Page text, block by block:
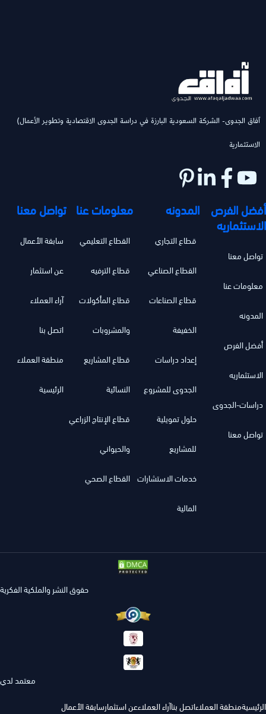
(ٱفاق الجدوى- الشركة السعودية البارزة في دراسة الجدوى الاقتصادية وتطوير الأعمال
الاستثمارية
تواصل معنا
سابقة الأعمال
عن استثمار
آراء العملاء
اتصل بنا
منطقة العملاء
الرئيسية
معلومات عنا
القطاع التعليمي
قطاع الترفيه
قطاع المأكولات
والمشروبات
قطاع المشاريع
النسائية
قطاع الإنتاج الزراعي
والحيواني
القطاع الصحي
المدونه
قطاع التجاري
القطاع الصناعي
قطاع الصناعات
الخفيفة
إعداد دراسات
الجدوى للمشروع
حلول تمويلية
للمشاريع
خدمات الاستشارات
المالية
أفضل الفرص
الاستثماريه
تواصل معنا
معلومات عنا
المدونه
أفضل الفرص
الاستثماريه
دراسات-الجدوى
تواصل معنا
حقوق النشر والملكية الفكرية
معتمد لدي
سابقة الأعمالعن استثمارآراء العملاءاتصل بنامنطقة العملاءالرئيسية